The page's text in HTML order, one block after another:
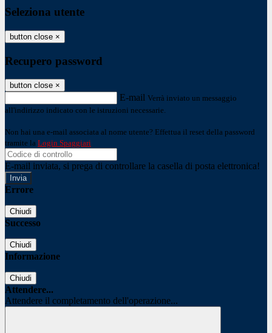
Seleziona utente
button close ×
Recupero password
button close ×
E-mail Verrà inviato un messaggio
all'indirizzo indicato con le istruzioni necessarie.
Non hai una e-mail associata al nome utente? Effettua il reset della password
tramite la Login Spaggiari
E-mail inviata, si prega di controllare la casella di posta elettronica!
Errore
Chiudi
Successo
Chiudi
Informazione
Chiudi
Attendere...
Attendere il completamento dell'operazione...